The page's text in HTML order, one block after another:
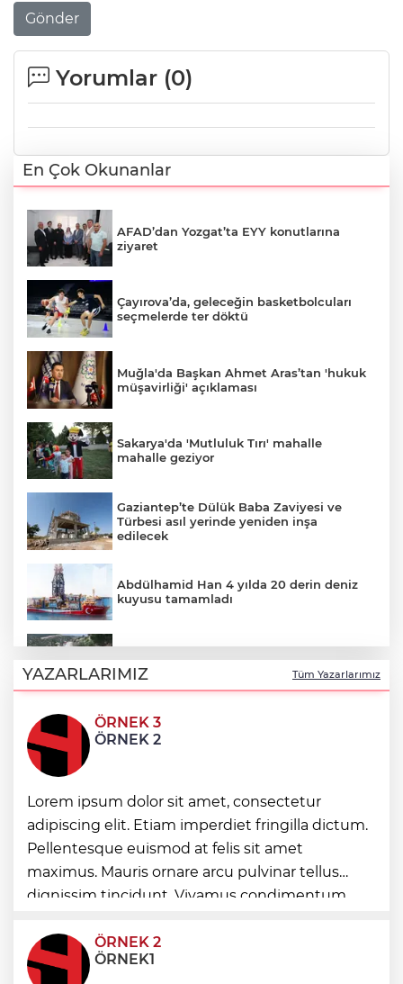
Gönder
Yorumlar (0)
En Çok Okunanlar
AFAD’dan Yozgat’ta EYY konutlarına
ziyaret
Çayırova’da, geleceğin basketbolcuları
seçmelerde ter döktü
Muğla'da Başkan Ahmet Aras’tan 'hukuk
müşavirliği' açıklaması
Sakarya'da 'Mutluluk Tırı' mahalle
mahalle geziyor
Gaziantep’te Dülük Baba Zaviyesi ve
Türbesi asıl yerinde yeniden inşa
edilecek
Abdülhamid Han 4 yılda 20 derin deniz
kuyusu tamamladı
kilometrelik yol hamlesi
Böbrekleri sessizce tehdit eden üç
hastalık
Avcılar açıklarında tekne arızası 6 kişi
kurtarıldı
“Zorba” Balesi Hierapolis’te sahnelendi
YAZARLARIMIZ Tüm Yazarlarımız
ÖRNEK 3
ÖRNEK 2
Lorem ipsum dolor sit amet, consectetur
adipiscing elit. Etiam imperdiet fringilla dictum.
Pellentesque euismod at felis sit amet
maximus. Mauris ornare arcu pulvinar tellus
dignissim tincidunt. Vivamus condimentum
condimentum eros et, faucibus sapien. Praese
ÖRNEK 2
ÖRNEK1